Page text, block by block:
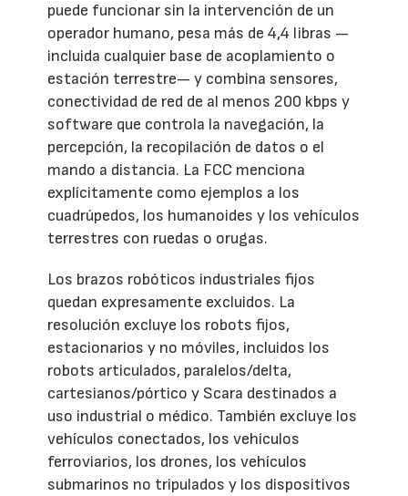
puede funcionar sin la intervención de un
operador humano, pesa más de 4,4 libras —
incluida cualquier base de acoplamiento o
estación terrestre— y combina sensores,
conectividad de red de al menos 200 kbps y
software que controla la navegación, la
percepción, la recopilación de datos o el
mando a distancia. La FCC menciona
explícitamente como ejemplos a los
cuadrúpedos, los humanoides y los vehículos
terrestres con ruedas o orugas.
Los brazos robóticos industriales fijos
quedan expresamente excluidos. La
resolución excluye los robots fijos,
estacionarios y no móviles, incluidos los
robots articulados, paralelos/delta,
cartesianos/pórtico y Scara destinados a
uso industrial o médico. También excluye los
vehículos conectados, los vehículos
ferroviarios, los drones, los vehículos
submarinos no tripulados y los dispositivos